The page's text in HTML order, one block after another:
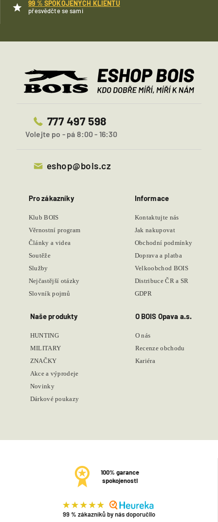
99 % SPOKOJENÝCH KLIENTŮ
přesvědčte se sami
777 497 598
Volejte po - pá 8:00 - 16:30
eshop@bois.cz
Pro zákazníky
Klub BOIS
Věrnostní program
Články a videa
Soutěže
Služby
Nejčastější otázky
Slovník pojmů
Informace
Kontaktujte nás
Jak nakupovat
Obchodní podmínky
Doprava a platba
Velkoobchod BOIS
Distribuce ČR a SR
GDPR
Naše produkty
HUNTING
MILITARY
ZNAČKY
Akce a výprodeje
Novinky
Dárkové poukazy
O BOIS Opava a.s.
O nás
Recenze obchodu
Kariéra
100% garance
spokojenosti
99 % zákazníků by nás doporučilo